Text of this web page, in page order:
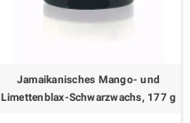
Jamaikanisches Mango- und
Limettenblax-Schwarzwachs, 177 g